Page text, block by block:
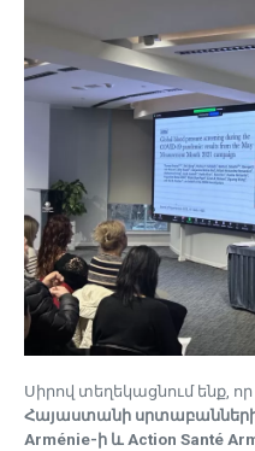
Սիրով տեղեկացնում ենք,
Հայաստանի սրտաբանների
Arménie-ի և Action Santé